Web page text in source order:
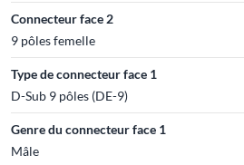
Connecteur face 2
9 pôles femelle
Type de connecteur face 1
D-Sub 9 pôles (DE-9)
Genre du connecteur face 1
Mâle